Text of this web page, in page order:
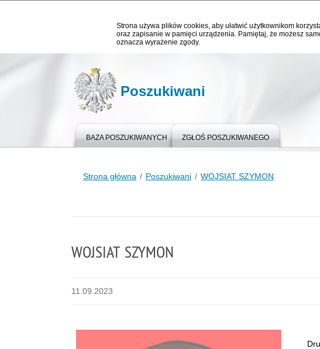
Strona używa plików cookies, aby ułatwić użytkownikom
oraz zapisanie w pamięci urządzenia. Pamiętaj, że możesz
oznacza wyrażenie zgody.
Poszukiwani
BAZA POSZUKIWANYCH ZGŁOŚ POSZUKIWANEGO
Strona główna Poszukiwani WOJSIAT SZYMON
WOJSIAT SZYMON
11.09.2023